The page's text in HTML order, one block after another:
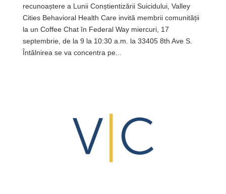
recunoaștere a Lunii Conștientizării Suicidului, Valley
Cities Behavioral Health Care invită membrii comunității
la un Coffee Chat în Federal Way miercuri, 17
septembrie, de la 9 la 10:30 a.m. la 33405 8th Ave S.
Întâlnirea se va concentra pe...